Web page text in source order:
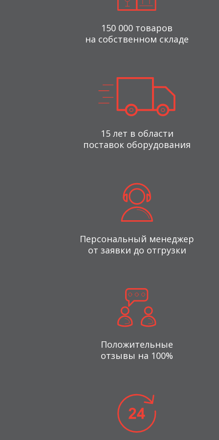
150 000 товаров
на собственном складе
15 лет в области
поставок оборудования
Персональный менеджер
от заявки до отгрузки
Положительные
отзывы на 100%